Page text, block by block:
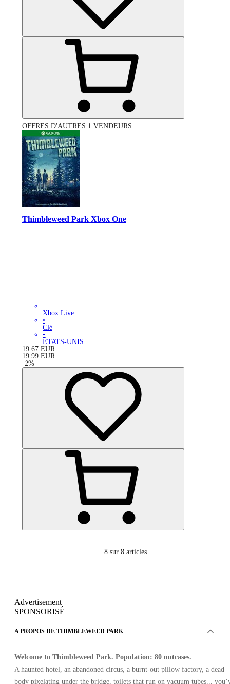
OFFRES D'AUTRES 1 VENDEURS
Thimbleweed Park Xbox One
Xbox Live
•
Clé
•
ÉTATS-UNIS
19.67 EUR
19.99 EUR
-2%
8 sur 8 articles
Advertisement
SPONSORISÉ
A PROPOS DE THIMBLEWEED PARK
Welcome to Thimbleweed Park. Population: 80 nutcases.
A haunted hotel, an abandoned circus, a burnt-out pillow factory, a dead
body pixelating under the bridge, toilets that run on vacuum tubes...